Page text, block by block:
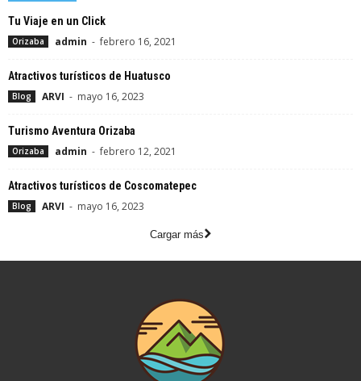
Tu Viaje en un Click
Orizaba admin - febrero 16, 2021
Atractivos turísticos de Huatusco
Blog ARVI - mayo 16, 2023
Turismo Aventura Orizaba
Orizaba admin - febrero 12, 2021
Atractivos turísticos de Coscomatepec
Blog ARVI - mayo 16, 2023
Cargar más